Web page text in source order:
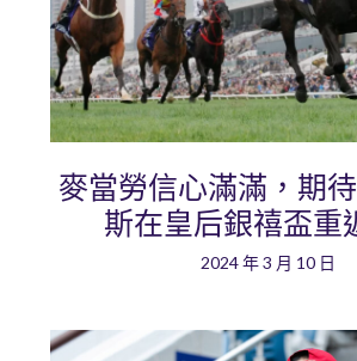
麥當勞信心滿滿，期
斯在皇后銀禧盃重
2024 年 3 月 10 日